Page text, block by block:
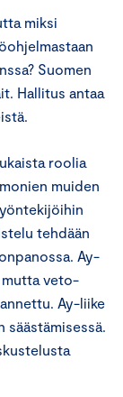
miksi
Suomen
Hallitus antaa
roolia
muiden
tehdään
Ay-
veto-
Ay-liike
säästämisessä.